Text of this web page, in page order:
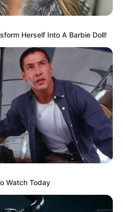
Herself Into A Barbie Doll!
Watch Today